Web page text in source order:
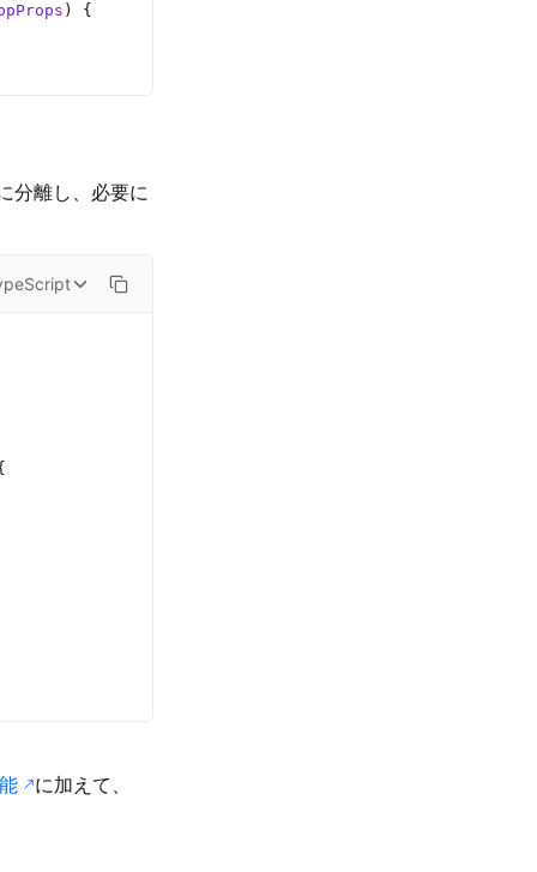
) {
分離し、必要に
に加えて、